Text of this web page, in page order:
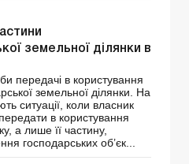
земельної ділянки в
передачі в користування
земельної ділянки. На
ситуації, коли власник
в користування
а лише її частину,
господарських об’єк...